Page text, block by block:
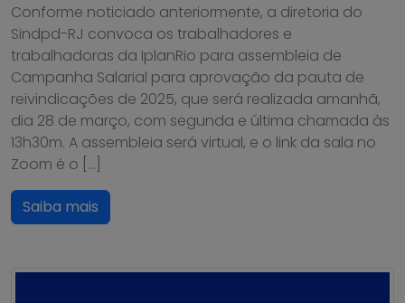
Conforme noticiado anteriormente, a diretoria do
Sindpd-RJ convoca os trabalhadores e
trabalhadoras da IplanRio para assembleia de
Campanha Salarial para aprovação da pauta de
reivindicações de 2025, que será realizada amanhã,
dia 28 de março, com segunda e última chamada às
13h30m. A assembleia será virtual, e o link da sala no
Zoom é o […]
Saiba mais